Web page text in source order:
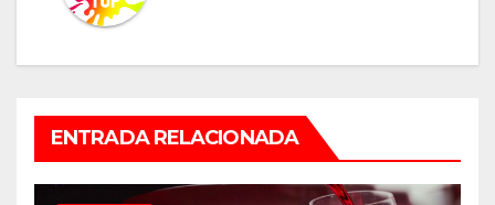
ENTRADA RELACIONADA